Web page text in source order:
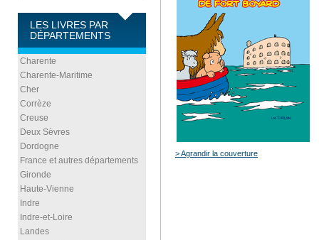
LES LIVRES PAR
DÉPARTEMENTS
Charente
Charente-Maritime
Cher
Corrèze
Creuse
Deux Sèvres
Dordogne
France et autres départements
Gironde
Haute-Vienne
Indre
Indre-et-Loire
Landes
> Agrandir la couverture